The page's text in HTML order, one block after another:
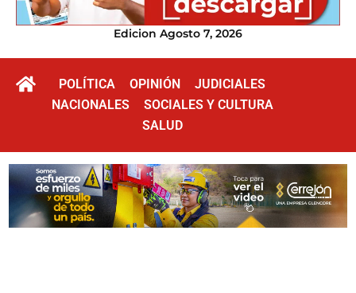
Edicion Agosto 7, 2026
POLÍTICA OPINIÓN
JUDICIALES
NACIONALES
SOCIALES Y CULTURA
SALUD